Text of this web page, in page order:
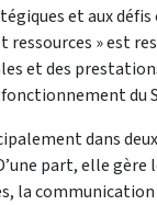
et aux
ressources » est
et des
du
dans
part, elle gère
la